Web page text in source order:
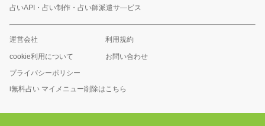
占いAPI・占い制作・占い師派遣サ―ビス
運営会社 利用規約
cookie利用について お問い合わせ
プライバシーポリシー
i無料占い マイメニュー削除はこちら